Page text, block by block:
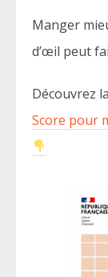
Manger
d’œil peut
Découvrez
Score pour